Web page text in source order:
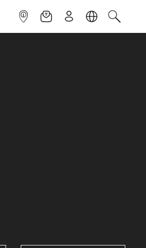
INFOPOINTNEWSLETTER
ISCRIVITILINGUACERCA